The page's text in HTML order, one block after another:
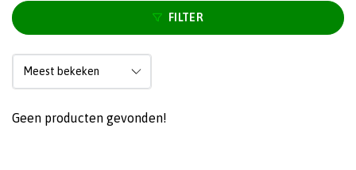
FILTER
Geen producten gevonden!